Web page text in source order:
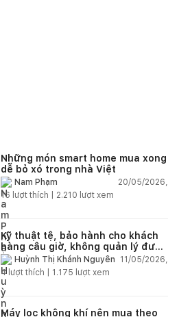
Những món smart home mua xong
dễ bỏ xó trong nhà Việt
Nam Phạm
20/05/2026,
16 lượt thích | 2.210 lượt xem
Kỹ thuật tệ, bảo hành cho khách
hàng câu giờ, không quản lý được
nhân viên xây dựng của mình,
điện nhẹ, điện nước, tường quá
kém. Luôn đổ lỗi cho nhân viên.
Bảo hành quá tệ, tôi phải đợi rất
lâu mới dc bảo hành, liên hệ để
được bảo hành thì bơ khách
Huỳnh Thị Khánh Nguyên
11/05/2026,
4lượt thích | 1.175 lượt xem
Máy lọc không khí nên mua theo